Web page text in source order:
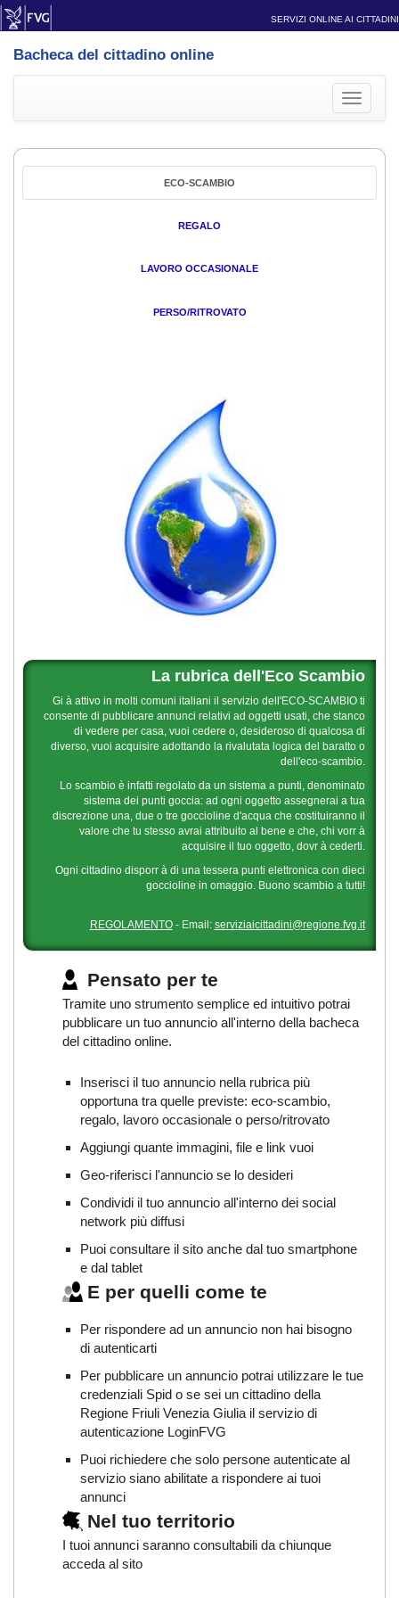
SERVIZI ONLINE AI CITTADINI
Bacheca del cittadino online
Toggle
ECO-SCAMBIO
REGALO
LAVORO OCCASIONALE
PERSO/RITROVATO
La rubrica dell'Eco Scambio
Gi à attivo in molti comuni italiani il servizio dell'ECO-SCAMBIO ti
consente di pubblicare annunci relativi ad oggetti usati, che stanco
di vedere per casa, vuoi cedere o, desideroso di qualcosa di
diverso, vuoi acquisire adottando la rivalutata logica del baratto o
dell'eco-scambio.
Lo scambio è infatti regolato da un sistema a punti, denominato
sistema dei punti goccia: ad ogni oggetto assegnerai a tua
discrezione una, due o tre goccioline d'acqua che costituiranno il
valore che tu stesso avrai attribuito al bene e che, chi vorr à
acquisire il tuo oggetto, dovr à cederti.
Ogni cittadino disporr à di una tessera punti elettronica con dieci
goccioline in omaggio. Buono scambio a tutti!
REGOLAMENTO- Email: serviziaicittadini@regione.fvg.it
Pensato per te
Tramite uno strumento semplice ed intuitivo potrai
pubblicare un tuo annuncio all'interno della bacheca
del cittadino online.
Inserisci il tuo annuncio nella rubrica più
opportuna tra quelle previste: eco-scambio,
regalo, lavoro occasionale o perso/ritrovato
Aggiungi quante immagini, file e link vuoi
Geo-riferisci l'annuncio se lo desideri
Condividi il tuo annuncio all'interno dei social
network più diffusi
Puoi consultare il sito anche dal tuo smartphone
e dal tablet
E per quelli come te
Per rispondere ad un annuncio non hai bisogno
di autenticarti
Per pubblicare un annuncio potrai utilizzare le tue
credenziali Spid o se sei un cittadino della
Regione Friuli Venezia Giulia il servizio di
autenticazione LoginFVG
Puoi richiedere che solo persone autenticate al
servizio siano abilitate a rispondere ai tuoi
annunci
Nel tuo territorio
I tuoi annunci saranno consultabili da chiunque
acceda al sito